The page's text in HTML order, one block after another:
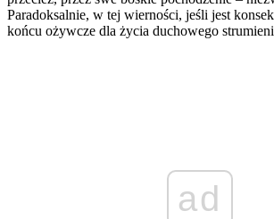
Paradoksalnie, w tej wierności, jeśli jest
końcu ożywcze dla życia duchowego
ad